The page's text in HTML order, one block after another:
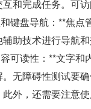
和完成任务。可
键盘导航：**焦点
助技术进行导航
可读性：**文字和
。无障碍性测试要
外，还需要注意